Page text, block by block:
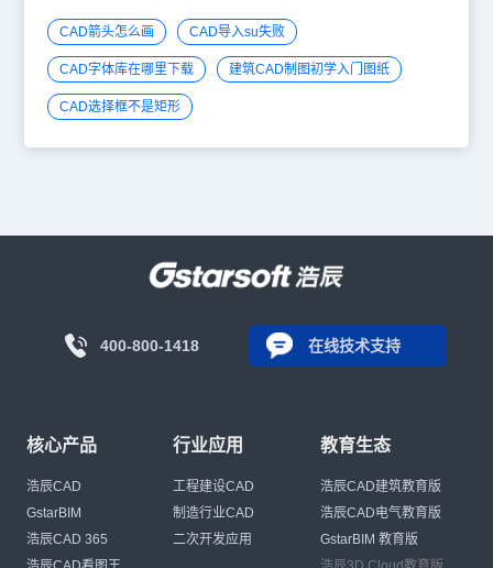
CAD箭头怎么画 CAD导入su失败
CAD字体库在哪里下载 建筑CAD制图初学入门图纸
CAD选择框不是矩形
400-800-1418 在线技术支持
核心产品
浩辰CAD
GstarBIM
浩辰CAD 365
行业应用
工程建设CAD
制造行业CAD
二次开发应用
教育生态
浩辰CAD建筑教育版
浩辰CAD电气教育版
GstarBIM 教育版